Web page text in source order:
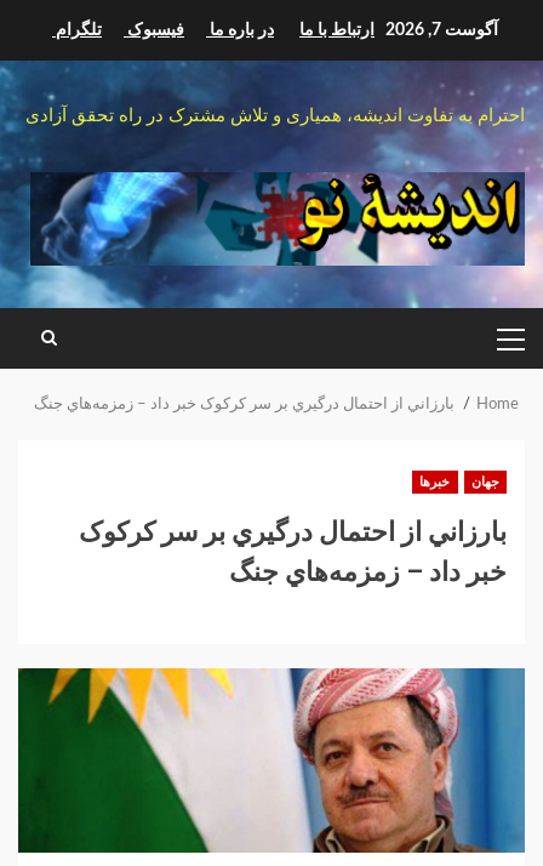
content
آگوست 7, 2026 ارتباط با ما در باره ما فیسبوک تلگرام
احترام به تفاوت اندیشه، همیاری و تلاش مشترک در راه تحقق آزادی
PRIMARY
MENU
Home بارزاني از احتمال درگيري بر سر کرکوک خبر داد – زمزمه‌هاي جنگ
جهان خبرها
بارزاني از احتمال درگيري بر سر کرکوک
خبر داد – زمزمه‌هاي جنگ